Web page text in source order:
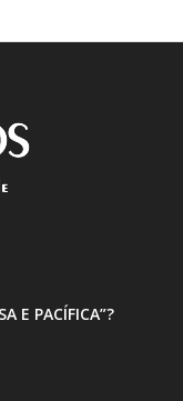
E PACÍFICA”?